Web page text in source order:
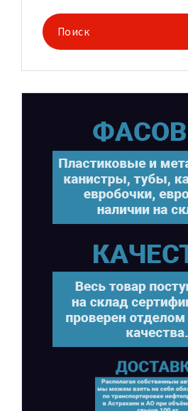
Поиск
для: